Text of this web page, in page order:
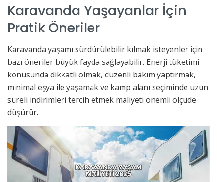
Karavanda Yaşayanlar İçin
Pratik Öneriler
Karavanda yaşamı sürdürülebilir kılmak isteyenler için
bazı öneriler büyük fayda sağlayabilir. Enerji tüketimi
konusunda dikkatli olmak, düzenli bakım yaptırmak,
minimal eşya ile yaşamak ve kamp alanı seçiminde uzun
süreli indirimleri tercih etmek maliyeti önemli ölçüde
düşürür.